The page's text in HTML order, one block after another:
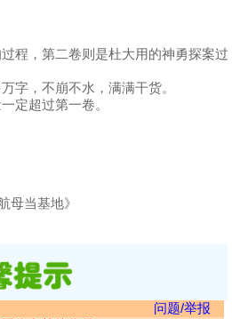
程，第二卷则是杜大用的神勇探案过
字，不崩不水，满满干货。
定超过第一卷。
母当基地》
问题/举报